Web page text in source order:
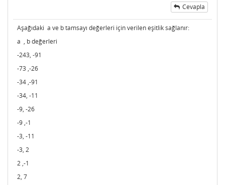
Cevapla
Aşağıdaki a ve b tamsayı değerleri için verilen eşitlik sağlanır:
a , b değerleri
-243, -91
-73 ,-26
-34 ,-91
-34, -11
-9, -26
-9 ,-1
-3, -11
-3, 2
2 ,-1
2, 7